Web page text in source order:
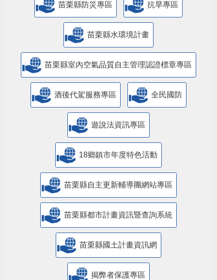
苗栗縣防災專區 抗旱專區
苗栗縣水環境計畫
苗栗縣室內空氣品質自主管理認證標章專區
酒後代駕服務專區 全民國防
遊說法資訊專區
18鄉鎮市年度特色活動
苗栗縣自主更新輔導團網站專區
苗栗縣都市計畫資訊暨查詢系統
苗栗縣國土計畫資訊網
揭弊者保護專區